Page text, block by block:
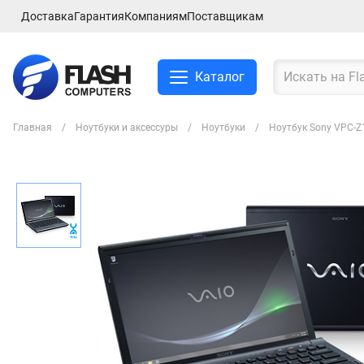
ДоставкаГарантияКомпаниямПоставщикам
Каталог
Главная Ноутбуки и аксессуры Ноутбуки Ноутбук Sony
Ноутбуки и аксессуры
Компьютеры и
комплектующие
Сетевое оборудование
ТВ, Аудио и Видео